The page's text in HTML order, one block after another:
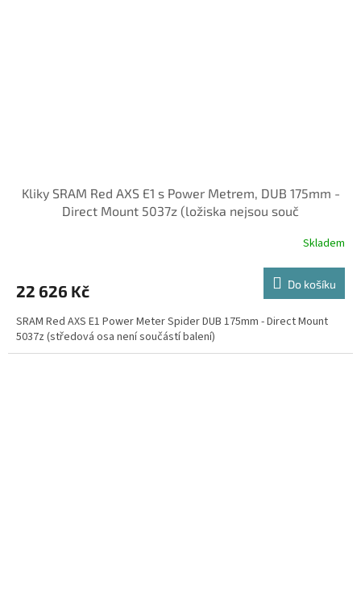
Kliky SRAM Red AXS E1 s Power Metrem, DUB 175mm -
Direct Mount 5037z (ložiska nejsou souč
Skladem
22 626 Kč Do košíku
SRAM Red AXS E1 Power Meter Spider DUB 175mm - Direct Mount
5037z (středová osa není součástí balení)